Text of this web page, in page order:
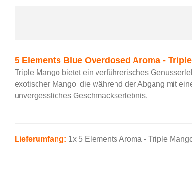
5 Elements Blue Overdosed Aroma -
Triple Mango bietet ein verführerisches
exotischer Mango, die während der Abgang mit
unvergessliches Geschmackserlebnis.
Lieferumfang: 1x 5 ElementsAroma - Triple